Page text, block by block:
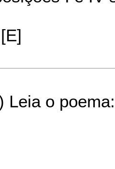
[E]
Leia o poema: